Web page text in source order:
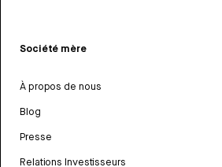
Société mère
À propos de nous
Blog
Presse
Relations Investisseurs